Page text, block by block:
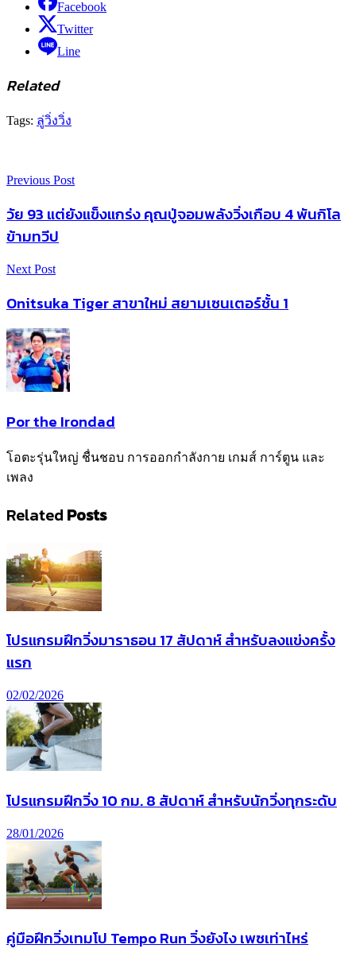
Facebook
Twitter
Line
Related
Tags: ลู่วิ่งวิ่ง
Previous Post
วัย 93 แต่ยังแข็งแกร่ง คุณปู่จอมพลังวิ่งเกือบ 4 พันกิโล
ข้ามทวีป
Next Post
Onitsuka Tiger สาขาใหม่ สยามเซนเตอร์ชั้น 1
Por the Irondad
โอตะรุ่นใหญ่ ชื่นชอบ การออกกำลังกาย เกมส์ การ์ตูน และ
เพลง
Related Posts
โปรแกรมฝึกวิ่งมาราธอน 17 สัปดาห์ สำหรับลงแข่งครั้ง
แรก
02/02/2026
โปรแกรมฝึกวิ่ง 10 กม. 8 สัปดาห์ สำหรับนักวิ่งทุกระดับ
28/01/2026
คู่มือฝึกวิ่งเทมโป Tempo Run วิ่งยังไง เพซเท่าไหร่